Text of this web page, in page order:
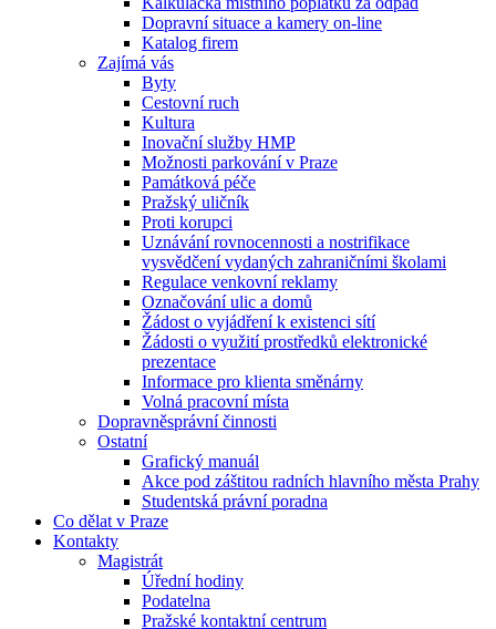
Dopravní situace a kamery on-line
Katalog firem
Zajímá vás
Byty
Cestovní ruch
Kultura
Inovační služby HMP
Možnosti parkování v Praze
Památková péče
Pražský uličník
Proti korupci
Uznávání rovnocennosti a nostrifikace
vysvědčení vydaných zahraničními školami
Regulace venkovní reklamy
Označování ulic a domů
Žádost o vyjádření k existenci sítí
Žádosti o využití prostředků elektronické
prezentace
Informace pro klienta směnárny
Volná pracovní místa
Dopravněsprávní činnosti
Ostatní
Grafický manuál
Akce pod záštitou radních hlavního města Prahy
Studentská právní poradna
Co dělat v Praze
Kontakty
Magistrát
Úřední hodiny
Podatelna
Pražské kontaktní centrum